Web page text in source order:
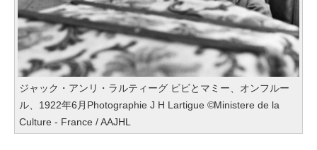
ジャック・アンリ・ラルティーグ ビビとマミー、オンフルー
ル、1922年6月Photographie J H Lartigue ©Ministere de la
Culture - France / AAJHL